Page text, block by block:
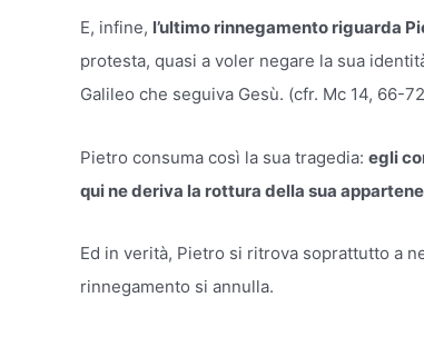
E, infine, l’ultimo rinnegamento riguarda
protesta, quasi a voler negare la sua
Galileo che seguiva Gesù. (cfr. Mc 14, 66-
Pietro consuma così la sua tragedia: egli
qui ne deriva la rottura della sua
Ed in verità, Pietro si ritrova soprattutto a
rinnegamento si annulla.